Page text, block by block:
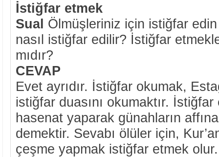
İstiğfar etmek
Sual Ölmüşleriniz için istiğfar
nasıl istiğfar edilir? İstiğfar
mıdır?
CEVAP
Evet ayrıdır. İstiğfar okumak,
istiğfar duasını okumaktır.
hasenat yaparak günahların
demektir. Sevabı ölüler için,
çeşme yapmak istiğfar etmek olur.